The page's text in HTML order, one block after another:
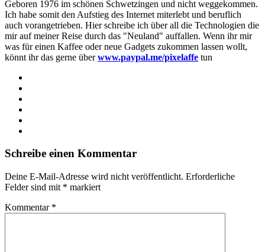
Geboren 1976 im schönen Schwetzingen und nicht weggekommen.
Ich habe somit den Aufstieg des Internet miterlebt und beruflich
auch vorangetrieben. Hier schreibe ich über all die Technologien die
mir auf meiner Reise durch das "Neuland" auffallen. Wenn ihr mir
was für einen Kaffee oder neue Gadgets zukommen lassen wollt,
könnt ihr das gerne überwww.paypal.me/pixelaffe tun
Schreibe einen Kommentar
Deine E-Mail-Adresse wird nicht veröffentlicht. Erforderliche
Felder sind mit * markiert
Kommentar *